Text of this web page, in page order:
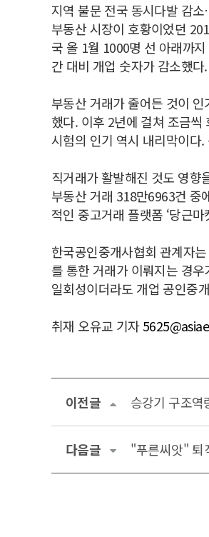
지역 불문 전국 동시다발 감
부동산 시장이 호황이었던
국 올 1월 1000명 선 아래까
간 대비 개업 숫자가 감소했
부동산 거래가 줄어든 것이
했다. 이후 2년에 걸쳐 조금씩
시험의 인기 역시 내리막이다
직거래가 활발해진 것도 영향
부동산 거래 318만6963건 중
적인 중고거래 플랫폼 ‘당근
한국공인중개사협회 관계자
를 통한 거래가 이뤄지는 경
일회성이더라도 개업 공인중
취재 오유교 기자
이전글 승강기 구조역
다음글 "푸른씨앗" 퇴